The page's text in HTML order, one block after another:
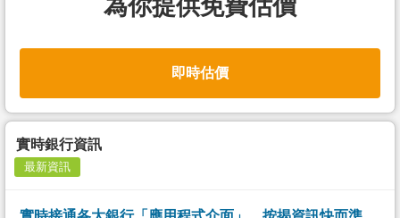
為你提供免費估價
即時估價
實時銀行資訊
最新資訊